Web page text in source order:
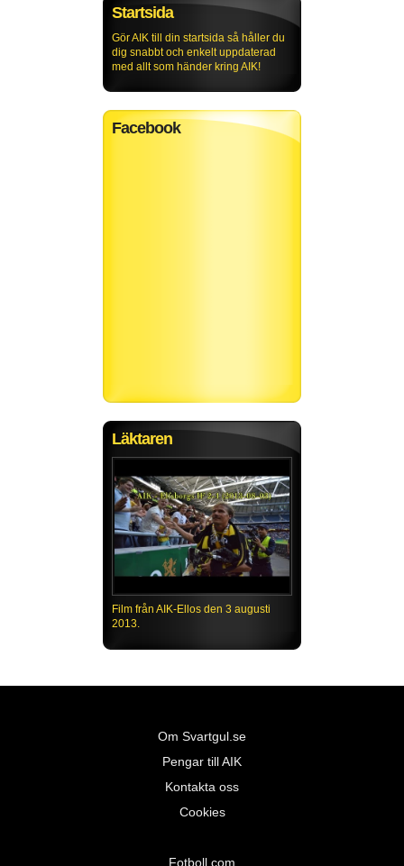
Startsida
Gör AIK till din startsida så håller du
dig snabbt och enkelt uppdaterad
med allt som händer kring AIK!
Facebook
Läktaren
Film från AIK-Ellos den 3 augusti
2013.
Om Svartgul.se
Pengar till AIK
Kontakta oss
Cookies
Fotboll.com